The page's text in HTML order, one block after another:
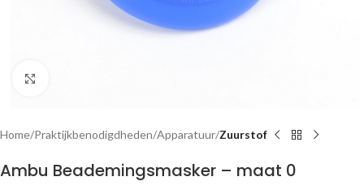
Home Praktijkbenodigdheden Apparatuur Zuurstof
Ambu Beademingsmasker – maat 0